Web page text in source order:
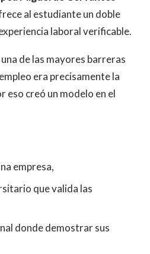
al estudiante un doble
laboral verificable.
de las mayores barreras
era precisamente la
eso creó un modelo en el
empresa,
que valida las
donde demostrar sus